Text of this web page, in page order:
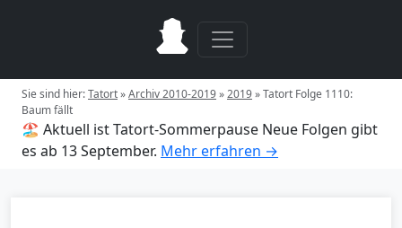
Sie sind hier:Tatort»Archiv 2010-2019»2019»Tatort Folge 1110:
Baum fällt
🏖️ Aktuell ist Tatort-Sommerpause Neue Folgen gibt
es ab 13 September. Mehr erfahren →